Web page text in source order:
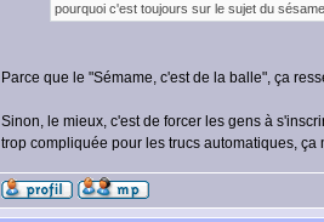
pourquoi c'est toujours sur le sujet du
Parce que le "Sémame, c'est de la balle", ça
Sinon, le mieux, c'est de forcer les gens à
trop compliquée pour les trucs automatiques,